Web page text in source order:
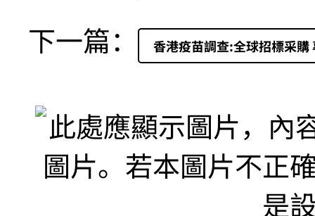
下一篇： 香港疫苗調查:全球招標采購